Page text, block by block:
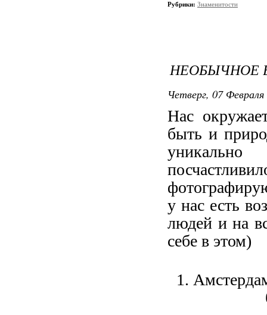
Рубрики: Знаменитости
НЕОБЫЧНОЕ
Четверг, 07
Нас
быть и
у нас есть
людей и на
себе в этом)
1.